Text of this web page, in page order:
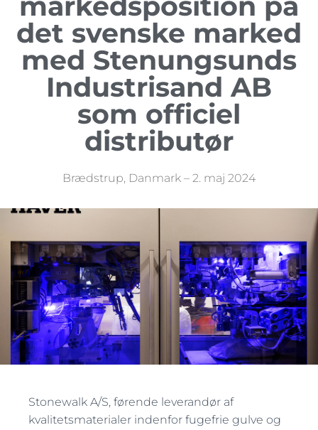
det svenske marked
med Stenungsunds
Industrisand AB
som officiel
distributør
Brædstrup, Danmark – 2. maj 2024
Stonewalk A/S, førende leverandør af
kvalitetsmaterialer indenfor fugefrie gulve og